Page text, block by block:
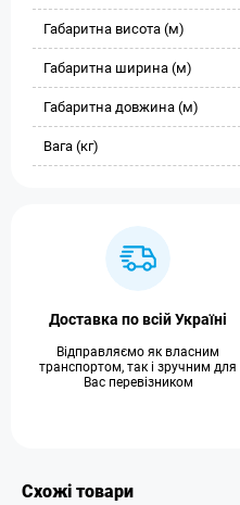
Габаритна висота (м)
Габаритна ширина (м)
Габаритна довжина (м)
Вага (кг)
Доставка по всій Україні
Відправляємо як власним
транспортом, так і зручним для
Вас перевізником
Схожі товари